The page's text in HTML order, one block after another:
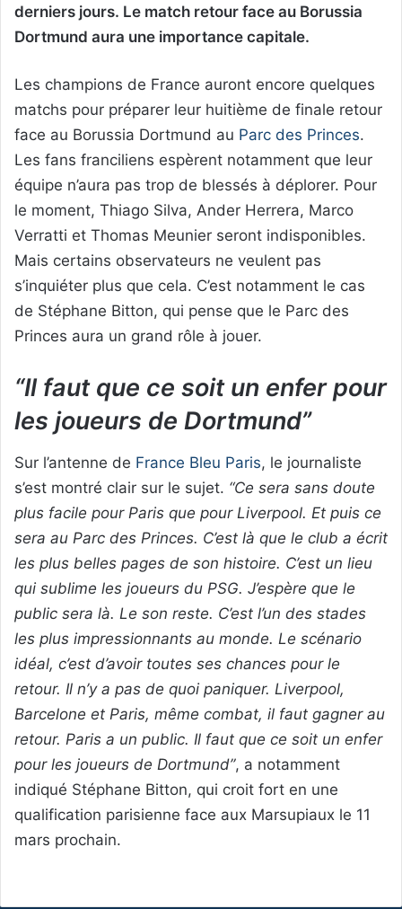
derniers jours. Le match retour face au Borussia
Dortmund aura une importance capitale.
Les champions de France auront encore quelques
matchs pour préparer leur huitième de finale retour
face au Borussia Dortmund au Parc des Princes.
Les fans franciliens espèrent notamment que leur
équipe n’aura pas trop de blessés à déplorer. Pour
le moment, Thiago Silva, Ander Herrera, Marco
Verratti et Thomas Meunier seront indisponibles.
Mais certains observateurs ne veulent pas
s’inquiéter plus que cela. C’est notamment le cas
de Stéphane Bitton, qui pense que le Parc des
Princes aura un grand rôle à jouer.
“Il faut que ce soit un enfer pour
les joueurs de Dortmund”
Sur l’antenne de France Bleu Paris, le journaliste
s’est montré clair sur le sujet. “Ce sera sans doute
plus facile pour Paris que pour Liverpool. Et puis ce
sera au Parc des Princes. C’est là que le club a écrit
les plus belles pages de son histoire. C’est un lieu
qui sublime les joueurs du PSG. J’espère que le
public sera là. Le son reste. C’est l’un des stades
les plus impressionnants au monde. Le scénario
idéal, c’est d’avoir toutes ses chances pour le
retour. Il n’y a pas de quoi paniquer. Liverpool,
Barcelone et Paris, même combat, il faut gagner au
retour. Paris a un public. Il faut que ce soit un enfer
pour les joueurs de Dortmund”, a notamment
indiqué Stéphane Bitton, qui croit fort en une
qualification parisienne face aux Marsupiaux le 11
mars prochain.